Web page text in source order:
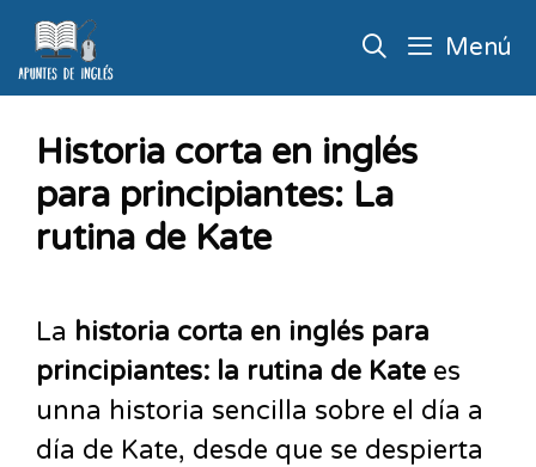
Menú
Historia corta en inglés
para principiantes: La
rutina de Kate
La historia corta en inglés para
principiantes: la rutina de Kate es
unna historia sencilla sobre el día a
día de Kate, desde que se despierta